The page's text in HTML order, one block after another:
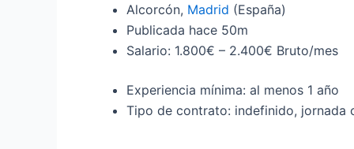
Alcorcón, Madrid (España)
Publicada hace 50m
Salario: 1.800€ – 2.400€ Bruto/mes
Experiencia mínima: al menos 1 año
Tipo de contrato: indefinido, jornada